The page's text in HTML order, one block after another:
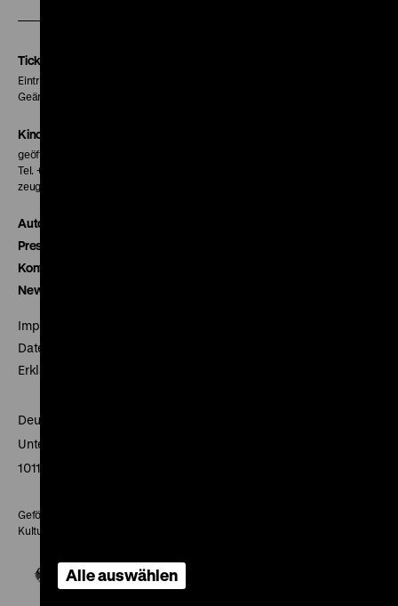
Tickets
Eintritt 5 €
Geänderte Preise sind im Programm vermerkt.
Kinokasse
geöffnet 30 Minuten vor Beginn der ersten Vorstellung
Tel. + 49 30 20304-770
zeughauskino@dhm.de
Autor*innen
Presse
Kontakt
Newsletter
Impressum
Datenschutz
Erklärung digitale Barrierefreiheit
Deutsches Historisches Museum
Unter den Linden 2
10117 Berlin
Gefördert mit Mitteln des Beauftragten der Bundesregierung für
Kultur und Medien
Alle auswählen